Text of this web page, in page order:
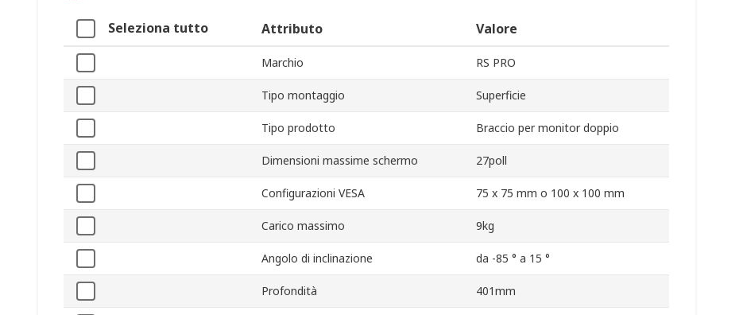
Seleziona tutto Attributo Valore
Marchio RS PRO
Tipo montaggio Superficie
Tipo prodotto Braccio per monitor doppio
Dimensioni massime schermo 27poll
Configurazioni VESA 75 x 75 mm o 100 x 100 mm
Carico massimo 9kg
Angolo di inclinazione da -85 ° a 15 °
Profondità 401mm